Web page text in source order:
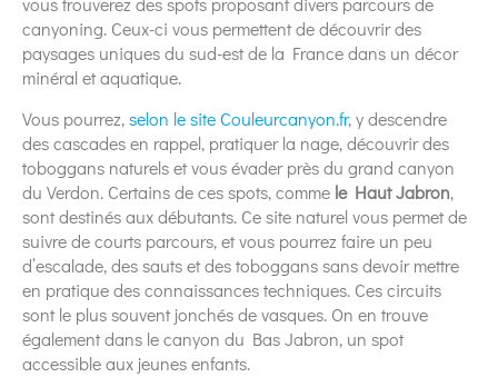
canyoning. Ceux-ci vous permettent de découvrir des
paysages uniques du sud-est de la France dans un décor
minéral et aquatique.
Vous pourrez,selon le site Couleurcanyon.fr, y descendre
des cascades en rappel, pratiquer la nage, découvrir des
toboggans naturels et vous évader près du grand canyon
du Verdon. Certains de ces spots, comme le Haut Jabron,
sont destinés aux débutants. Ce site naturel vous permet de
suivre de courts parcours, et vous pourrez faire un peu
d’escalade, des sauts et des toboggans sans devoir mettre
en pratique des connaissances techniques. Ces circuits
sont le plus souvent jonchés de vasques. On en trouve
également dans le canyon du Bas Jabron, un spot
accessible aux jeunes enfants.